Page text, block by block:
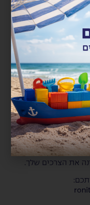
כולל חומ"ס
מותאם תוך עמידה
אישי לכל לקוח!
אחרת – חכמה,
את הצרכים שלך.